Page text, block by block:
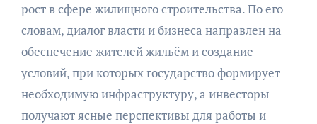
рост в сфере жилищного строительства. По его
словам, диалог власти и бизнеса направлен на
обеспечение жителей жильём и создание
условий, при которых государство формирует
необходимую инфраструктуру, а инвесторы
получают ясные перспективы для работы и